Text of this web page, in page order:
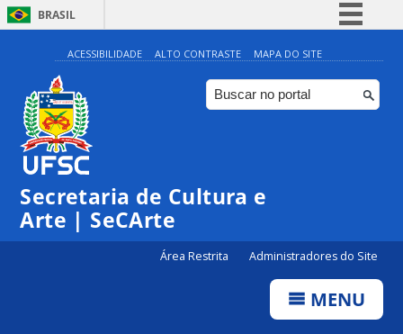
BRASIL
Simplifique!
Comunica BR
Participe
ACESSIBILIDADE ALTO CONTRASTE MAPA DO SITE
Secretaria de Cultura e
Arte | SeCArte
Área Restrita Administradores do Site
MENU
0:00
1:00